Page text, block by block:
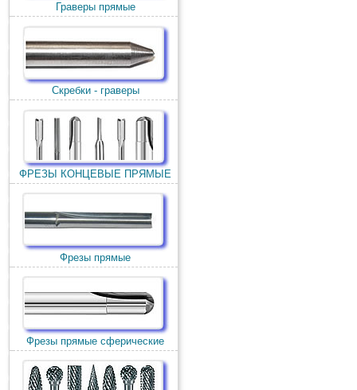
Граверы прямые
Скребки - граверы
ФРЕЗЫ КОНЦЕВЫЕ ПРЯМЫЕ
Фрезы прямые
Фрезы прямые сферические